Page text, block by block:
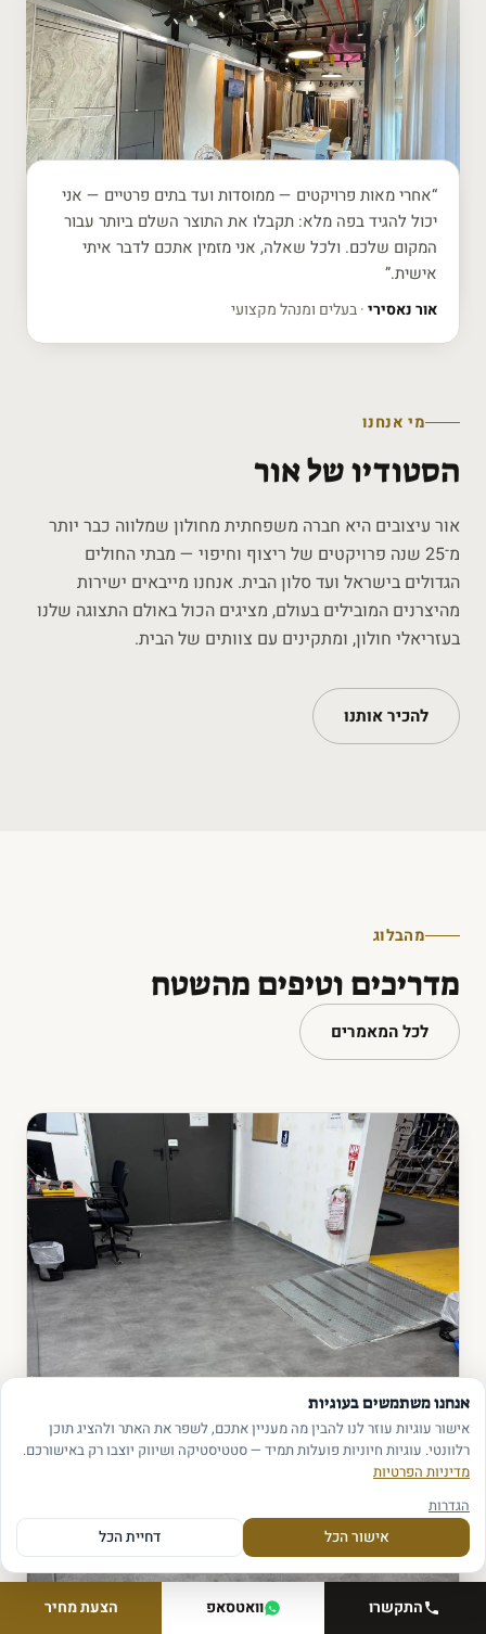
“אחרי מאות פרויקטים — ממוסדות ועד בתים פרטיים — אני
יכול להגיד בפה מלא: תקבלו את התוצר השלם ביותר עבור
המקום שלכם. ולכל שאלה, אני מזמין אתכם לדבר איתי
אישית.”
אור נאסירי· בעלים ומנהל מקצועי
מי אנחנו
הסטודיו של אור
אור עיצובים היא חברה משפחתית מחולון שמלווה כבר יותר
מ־25 שנה פרויקטים של ריצוף וחיפוי — מבתי החולים
הגדולים בישראל ועד סלון הבית. אנחנו מייבאים ישירות
מהיצרנים המובילים בעולם, מציגים הכול באולם התצוגה שלנו
בעזריאלי חולון, ומתקינים עם צוותים של הבית.
להכיר אותנו
מהבלוג
מדריכים וטיפים מהשטח
לכל המאמרים
התקשרו וואטסאפ הצעת מחיר
אנחנו משתמשים בעוגיות
אישור עוגיות עוזר לנו להבין מה מעניין אתכם, לשפר את האתר ולהציג תוכן
רלוונטי. עוגיות חיוניות פועלות תמיד — סטטיסטיקה ושיווק יוצבו רק באישורכם.
מדיניות הפרטיות
הגדרות
אישור הכל דחיית הכל